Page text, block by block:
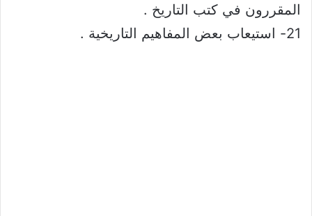
المقررون في كتب التاريخ .
21- استيعاب بعض المفاهيم التاريخية .